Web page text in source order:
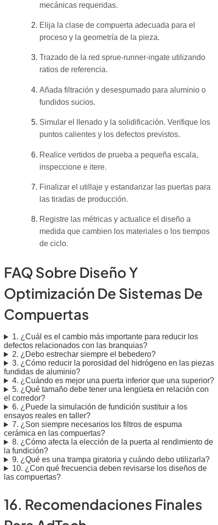
mecánicas requeridas.
Elija la clase de compuerta adecuada para el
proceso y la geometría de la pieza.
Trazado de la red sprue-runner-ingate utilizando
ratios de referencia.
Añada filtración y desespumado para aluminio o
fundidos sucios.
Simular el llenado y la solidificación. Verifique los
puntos calientes y los defectos previstos.
Realice vertidos de prueba a pequeña escala,
inspeccione e itere.
Finalizar el utillaje y estandarizar las puertas para
las tiradas de producción.
Registre las métricas y actualice el diseño a
medida que cambien los materiales o los tiempos
de ciclo.
FAQ Sobre Diseño Y
Optimización De Sistemas De
Compuertas
1. ¿Cuál es el cambio más importante para reducir los
defectos relacionados con las branquias?
2. ¿Debo estrechar siempre el bebedero?
3. ¿Cómo reducir la porosidad del hidrógeno en las piezas
fundidas de aluminio?
4. ¿Cuándo es mejor una puerta inferior que una superior?
5. ¿Qué tamaño debe tener una lengüeta en relación con
el corredor?
6. ¿Puede la simulación de fundición sustituir a los
ensayos reales en taller?
7. ¿Son siempre necesarios los filtros de espuma
cerámica en las compuertas?
8. ¿Cómo afecta la elección de la puerta al rendimiento de
la fundición?
9. ¿Qué es una trampa giratoria y cuándo debo utilizarla?
10. ¿Con qué frecuencia deben revisarse los diseños de
las compuertas?
16. Recomendaciones Finales